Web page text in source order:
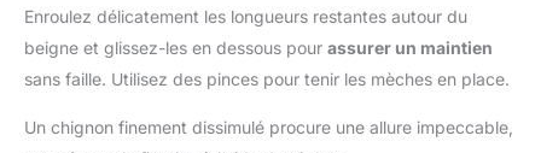
Enroulez délicatement les longueurs restantes autour du
beigne et glissez-les en dessous pour assurer un maintien
sans faille. Utilisez des pinces pour tenir les mèches en place.
Un chignon finement dissimulé procure une allure impeccable,